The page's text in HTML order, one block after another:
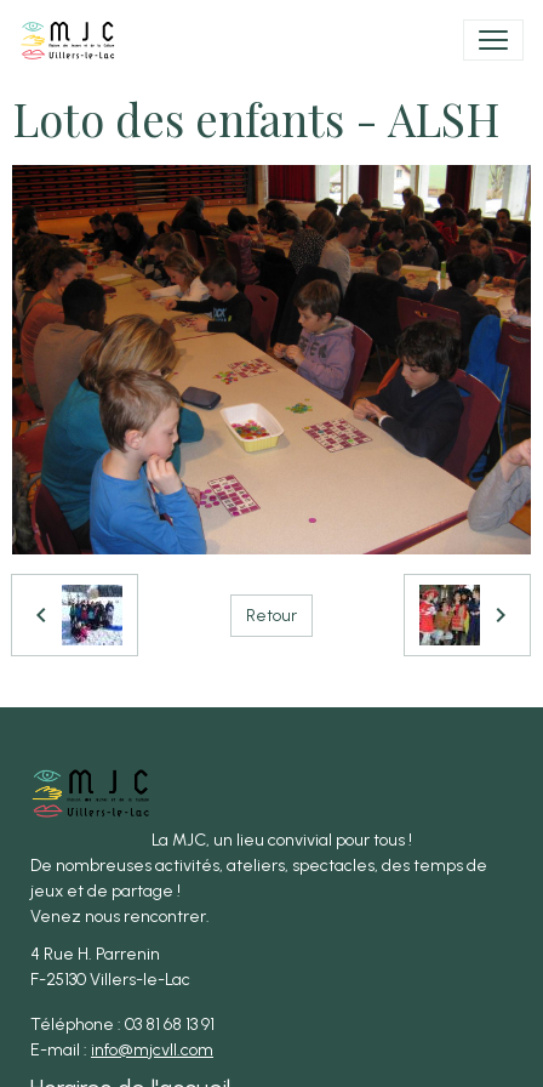
Loto des enfants - ALSH
Retour
La MJC, un lieu convivial pour tous !
De nombreuses activités, ateliers, spectacles, des temps de
jeux et de partage !
Venez nous rencontrer.
4 Rue H. Parrenin
F-25130 Villers-le-Lac
Téléphone : 03 81 68 13 91
E-mail : info@mjcvll.com